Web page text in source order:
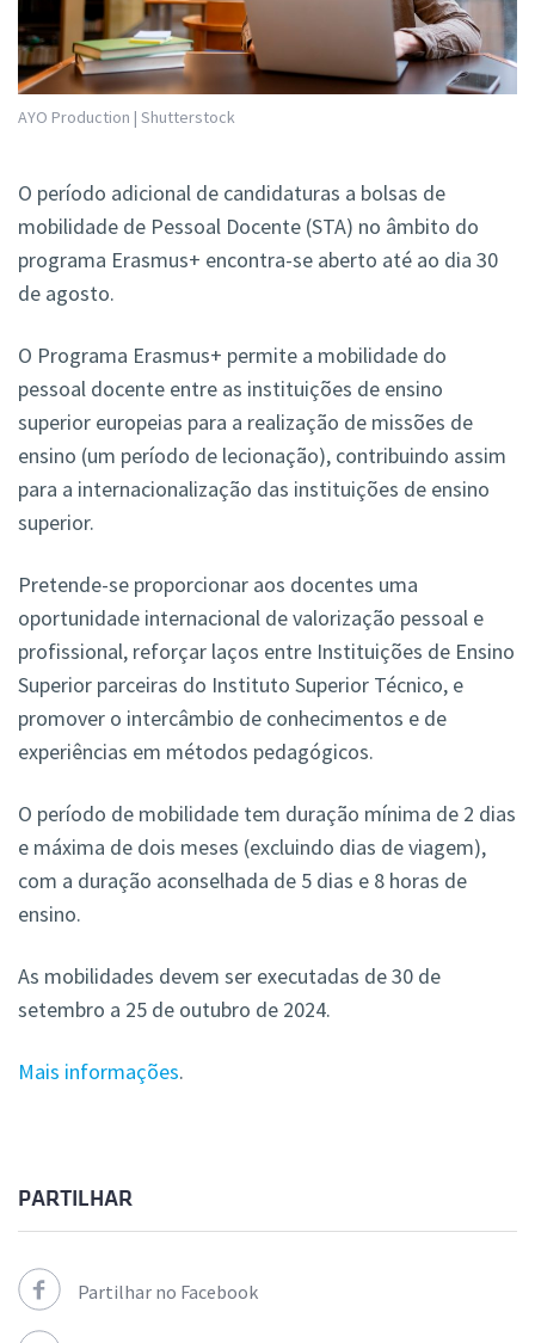
AYO Production | Shutterstock
O período adicional de candidaturas a bolsas de
mobilidade de Pessoal Docente (STA) no âmbito do
programa Erasmus+ encontra-se aberto até ao dia 30
de agosto.
O Programa Erasmus+ permite a mobilidade do
pessoal docente entre as instituições de ensino
superior europeias para a realização de missões de
ensino (um período de lecionação), contribuindo assim
para a internacionalização das instituições de ensino
superior.
Pretende-se proporcionar aos docentes uma
oportunidade internacional de valorização pessoal e
profissional, reforçar laços entre Instituições de Ensino
Superior parceiras do Instituto Superior Técnico, e
promover o intercâmbio de conhecimentos e de
experiências em métodos pedagógicos.
O período de mobilidade tem duração mínima de 2 dias
e máxima de dois meses (excluindo dias de viagem),
com a duração aconselhada de 5 dias e 8 horas de
ensino.
As mobilidades devem ser executadas de 30 de
setembro a 25 de outubro de 2024.
Mais informações.
PARTILHAR
Partilhar no Facebook